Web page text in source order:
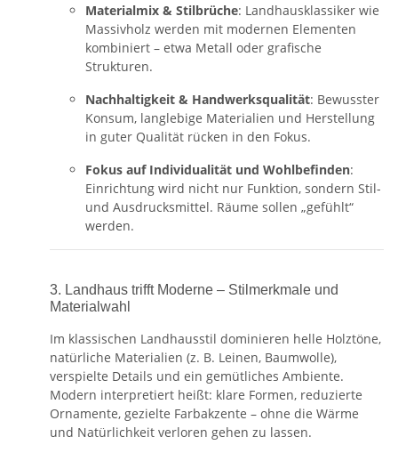
Materialmix & Stilbrüche: Landhausklassiker wie
Massivholz werden mit modernen Elementen
kombiniert – etwa Metall oder grafische
Strukturen.
Nachhaltigkeit & Handwerks­qualität: Bewusster
Konsum, langlebige Materialien und Herstellung
in guter Qualität rücken in den Fokus.
Fokus auf Individualität und Wohlbefinden:
Einrichtung wird nicht nur Funktion, sondern Stil-
und Ausdrucksmittel. Räume sollen „gefühlt“
werden.
3. Landhaus trifft Moderne – Stilmerkmale und
Materialwahl
Im klassischen Landhausstil dominieren helle Holztöne,
natürliche Materialien (z. B. Leinen, Baumwolle),
verspielte Details und ein gemütliches Ambiente.
Modern interpretiert heißt: klare Formen, reduzierte
Ornamente, gezielte Farbakzente – ohne die Wärme
und Natürlichkeit verloren gehen zu lassen.